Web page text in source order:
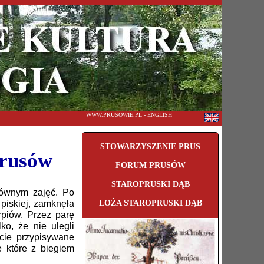
WWW.PRUSOWIE.PL - ENGLISH
STOWARZYSZENIE PRUS
FORUM PRUSÓW
STAROPRUSKI DĄB
LOŻA STAROPRUSKI DĄB
zajęć. Po
zamknęła
Przez parę
że nie ulegli
przypisywane
które z biegiem